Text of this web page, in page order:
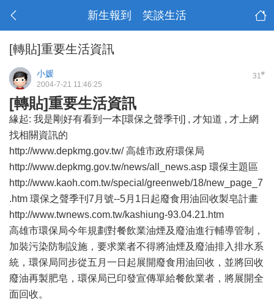
新生報到 笑談生活
[轉貼]重要生活資訊
31#
小媛
2004-7-21 11:46:25
[轉貼]重要生活資訊
緣起: 我是剛好有看到一本[環保之聲季刊] , 才知道 , 才上網
找相關資訊的
http://www.depkmg.gov.tw/ 高雄市政府環保局
http://www.depkmg.gov.tw/news/all_news.asp 環保主題區
http://www.kaoh.com.tw/special/greenweb/18/new_page_7
.htm 環保之聲季刊7月號--5月1日起廢食用油回收製皂計畫
http://www.twnews.com.tw/kashiung-93.04.21.htm
高雄市環保局今年規劃對餐飲業油煙及廢油進行輔導管制，
加裝污染防制設施，要求業者不得將油煙及廢油排入排水系
統，環保局同步從五月一日起展開廢食用油回收，並將回收
廢油再製肥皂，環保局已印發宣傳單給餐飲業者，將展開全
面回收。